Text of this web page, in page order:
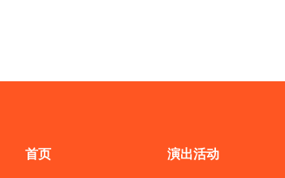
首页 演出活动